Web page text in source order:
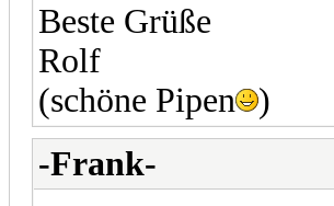
Beste Grüße
Rolf
(schöne Pipen
)
-Frank-